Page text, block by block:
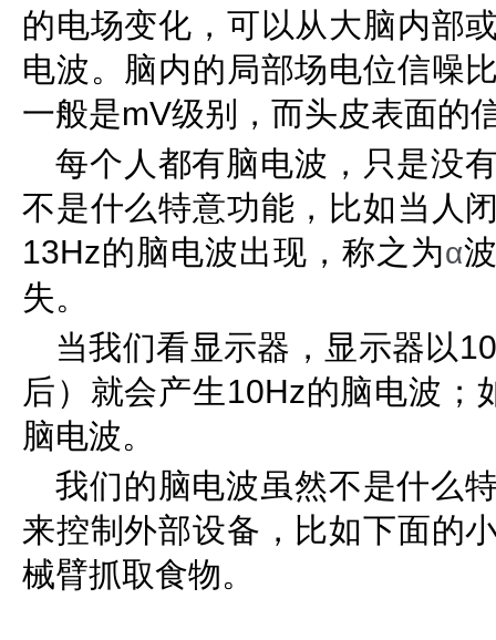
的电场变化，可以从大脑内部
电波。脑内的局部场电位信噪
一般是mV级别，而头皮表面的
每个人都有脑电波，只是没
不是什么特意功能，比如当人
13Hz的脑电波出现，称之为α
失。
当我们看显示器，显示器以
后）就会产生10Hz的脑电波；
脑电波。
我们的脑电波虽然不是什么
来控制外部设备，比如下面的
械臂抓取食物。